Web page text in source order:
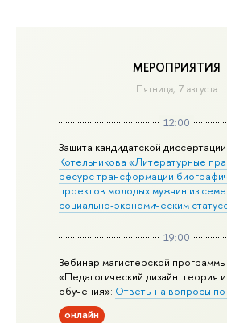
МЕРОПРИЯТИЯ
Пятница, 7 августа
12:00
Защита кандидатской
Котельникова «Литературные
ресурс трансформации
проектов молодых мужчин из
социально-экономическим
19:00
Вебинар магистерской программы
«Педагогический дизайн: теория
обучения»: Ответы на вопросы
онлайн